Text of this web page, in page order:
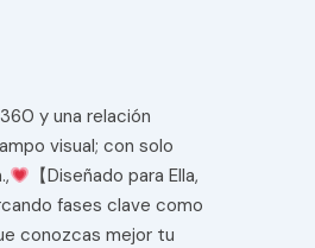
y una relación
visual; con solo
【Diseñado para Ella,
fases clave como
conozcas mejor tu